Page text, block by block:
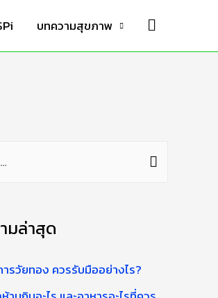
บทความสุขภาพ Search
มล่าสุด
ารวัยทอง ควรรับมืออย่างไร?